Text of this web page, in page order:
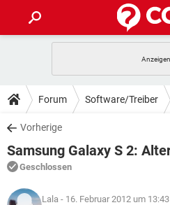
ANDROID
WINDOWS 10
WHATSAPP
FACEBOOK
TIPPS & TRICKS
SPIELE
WINDOWS 10
WHATSAPP
DOWNLOADS
SPIELE
ANDROID
WINDOWS 10
FORUM
SPIELE
LEXIKON
Forum Software/Treiber
Vorherige
Samsung Galaxy S 2:
Geschlossen
Lala - 16. Februar 2012 um 13:43